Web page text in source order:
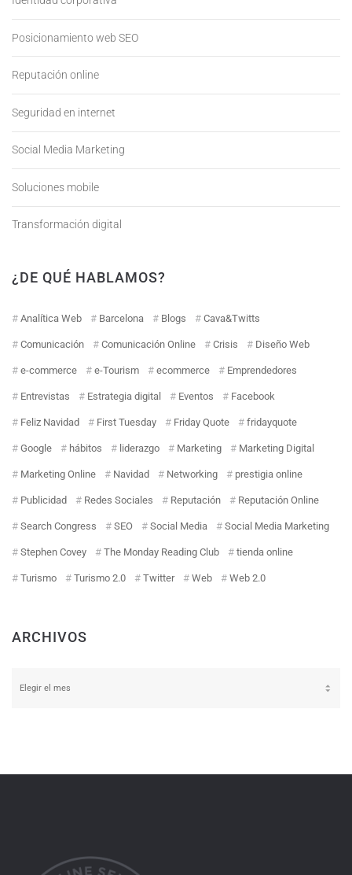
Posicionamiento web SEO
Reputación online
Seguridad en internet
Social Media Marketing
Soluciones mobile
Transformación digital
¿DE QUÉ HABLAMOS?
Analítica Web Barcelona Blogs Cava&Twitts
Comunicación Comunicación Online Crisis Diseño Web
e-commerce e-Tourism ecommerce Emprendedores
Entrevistas Estrategia digital Eventos Facebook
Feliz Navidad First Tuesday Friday Quote fridayquote
Google hábitos liderazgo Marketing Marketing Digital
Marketing Online Navidad Networking prestigia online
Publicidad Redes Sociales Reputación Reputación Online
Search Congress SEO Social Media Social Media Marketing
Stephen Covey The Monday Reading Club tienda online
Turismo Turismo 2.0 Twitter Web Web 2.0
ARCHIVOS